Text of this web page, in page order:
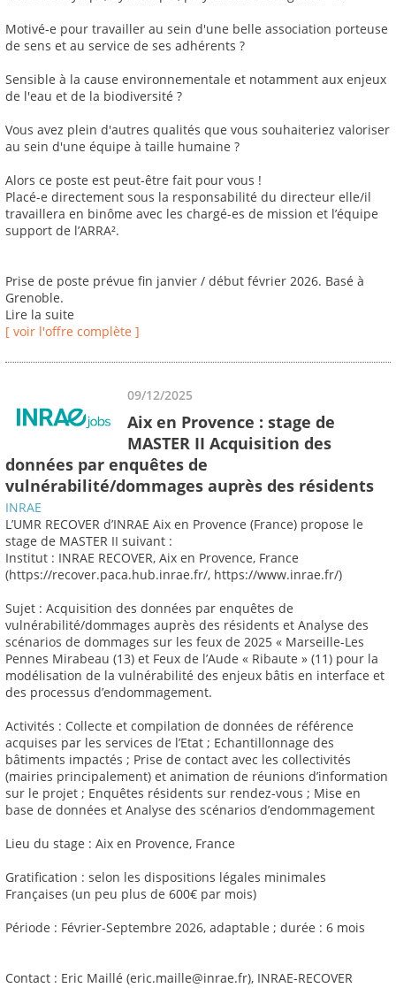
Motivé-e pour travailler au sein d'une belle association porteuse
de sens et au service de ses adhérents ?
Sensible à la cause environnementale et notamment aux enjeux
de l'eau et de la biodiversité ?
Vous avez plein d'autres qualités que vous souhaiteriez valoriser
au sein d'une équipe à taille humaine ?
Alors ce poste est peut-être fait pour vous !
Placé-e directement sous la responsabilité du directeur elle/il
travaillera en binôme avec les chargé-es de mission et l’équipe
support de l’ARRA².
Prise de poste prévue fin janvier / début février 2026. Basé à
Grenoble.
Lire la suite
[ voir l'offre complète ]
09/12/2025
Aix en Provence : stage de
MASTER II Acquisition des
données par enquêtes de
vulnérabilité/dommages auprès des résidents
INRAE
L’UMR RECOVER d’INRAE Aix en Provence (France) propose le
stage de MASTER II suivant :
Institut : INRAE RECOVER, Aix en Provence, France
(https://recover.paca.hub.inrae.fr/, https://www.inrae.fr/)
Sujet : Acquisition des données par enquêtes de
vulnérabilité/dommages auprès des résidents et Analyse des
scénarios de dommages sur les feux de 2025 « Marseille-Les
Pennes Mirabeau (13) et Feux de l’Aude « Ribaute » (11) pour la
modélisation de la vulnérabilité des enjeux bâtis en interface et
des processus d’endommagement.
Activités : Collecte et compilation de données de référence
acquises par les services de l’Etat ; Echantillonnage des
bâtiments impactés ; Prise de contact avec les collectivités
(mairies principalement) et animation de réunions d’information
sur le projet ; Enquêtes résidents sur rendez-vous ; Mise en
base de données et Analyse des scénarios d’endommagement
Lieu du stage : Aix en Provence, France
Gratification : selon les dispositions légales minimales
Françaises (un peu plus de 600€ par mois)
Période : Février-Septembre 2026, adaptable ; durée : 6 mois
Contact : Eric Maillé (eric.maille@inrae.fr), INRAE-RECOVER